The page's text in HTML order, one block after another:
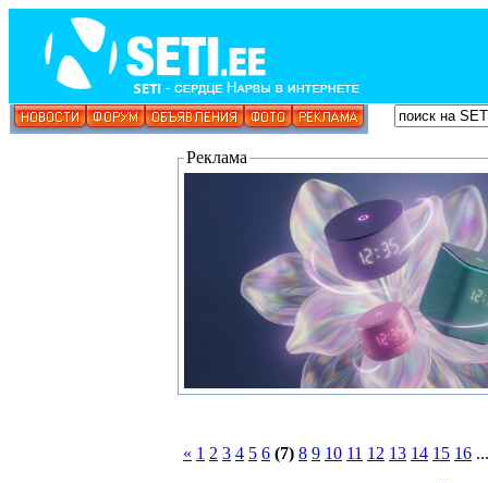
Реклама
« 1 2 3 4 5 6 (7) 8 9 10 11 12 13 14 15 16